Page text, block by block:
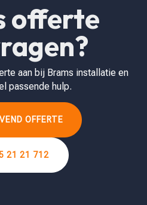
offerte
aan bij Brams installatie en
passende hulp.
OFFERTE
21 21 712